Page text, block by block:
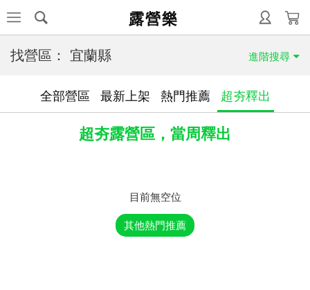
露營樂
找營區： 宜蘭縣 進階搜尋
全部營區 最新上架 熱門推薦 超夯釋出
超夯露營區，當周釋出
目前無空位
其他熱門推薦